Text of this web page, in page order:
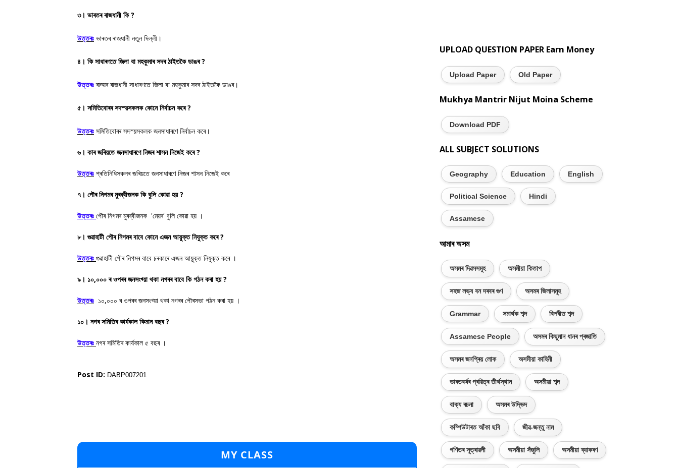
৩। ভাৰতৰ ৰাজধানী কি ?
উত্তৰঃ ভাৰতৰ ৰাজধানী নতুন দিল্লী।
৪। কি সাধাৰণতে জিলা বা মহকুমাৰ সদৰ ঠাইতকৈ ডাঙৰ ?
উত্তৰঃৰাজ্য়ৰ ৰাজধানী সাধাৰণতে জিলা বা মহকুমাৰ সদৰ ঠাইতকৈ ডাঙৰ।
৫। সমিতিবোৰৰ সদস্য়সকলক কোনে নিৰ্বাচন কৰে ?
উত্তৰঃ সমিতিবোৰৰ সদস্য়সকলক জনসাধাৰণে নিৰ্বাচন কৰে।
৬। কাৰ জৰিয়তে জনসাধাৰণে নিজৰ শাসন নিজেই কৰে ?
উত্তৰঃ প্ৰতিনিধিসকলৰ জৰিয়তে জনসাধাৰণে নিজৰ শাসন নিজেই কৰে
৭। পৌৰ নিগমৰ মুৰব্বীজনক কি বুলি কোৱা হয় ?
উত্তৰঃ পৌৰ নিগমৰ মুৰব্বীজনক 'মেয়ৰ' বুলি কোৱা হয় ।
৮। গুৱাহাটী পৌৰ নিগমৰ বাবে কোনে এজন আয়ুক্ত নিযুক্ত কৰে ?
উত্তৰঃ গুৱাহাটী পৌৰ নিগমৰ বাবে চৰকাৰে এজন আয়ুক্ত নিযুক্ত কৰে ।
৯। ১০,০০০ ৰ ওপৰৰ জনসংখ্য়া থকা নগৰৰ বাবে কি গঠন কৰা হয় ?
উত্তৰঃ ১০,০০০ ৰ ওপৰৰ জনসংখ্য়া থকা নগৰৰ পৌৰসভা গঠন কৰা হয় ।
১০। নগৰ সমিতিৰ কাৰ্যকাল কিমান বছৰ ?
উত্তৰঃ নগৰ সমিতিৰ কাৰ্যকাল ৫ বছৰ ।
Post ID: DABP007201
MY CLASS
UPLOAD QUESTION PAPER Earn Money
Upload Paper Old Paper
Mukhya Mantrir Nijut Moina Scheme
Download PDF
ALL SUBJECT SOLUTIONS
Geography Education English
Political Science Hindi
Assamese
আমাৰ অসম
অসমৰ দিৱসসমূহ অসমীয়া কিতাপ
সহজ লভ্য বন দৰবৰ গুণ অসমৰ জিলাসমূহ
Grammar সমাৰ্থক শব্দ বিপৰীত শব্দ
Assamese People অসমৰ কিছুমান ধানৰ প্ৰজাতি
অসমৰ জনপ্ৰিয় লোক অসমীয়া কাহিনী
ভাৰতবৰ্ষৰ প্ৰৱিত্ৰ তীৰ্থস্থান অসমীয়া শব্দ
বাক্য ৰচনা অসমৰ উদ্ভিদ
কম্পিউটাৰত আঁকা ছবি জীৱ-জন্তু নাম
গণিতৰ সূত্ৰাৱলী অসমীয়া সঁজুলি অসমীয়া ব্যাকৰণ